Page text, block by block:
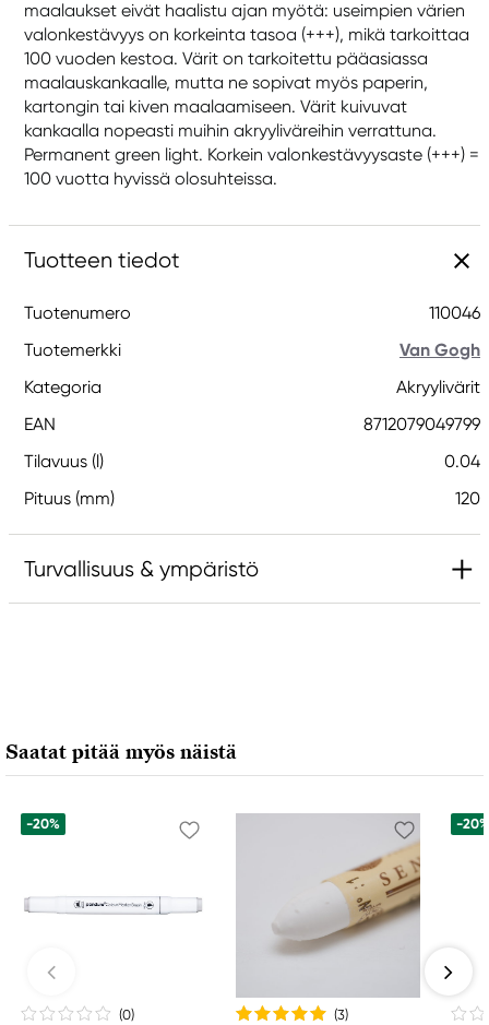
maalaukset eivät haalistu ajan myötä: useimpien värien
valonkestävyys on korkeinta tasoa (+++), mikä tarkoittaa
100 vuoden kestoa. Värit on tarkoitettu pääasiassa
maalauskankaalle, mutta ne sopivat myös paperin,
kartongin tai kiven maalaamiseen. Värit kuivuvat
kankaalla nopeasti muihin akryyliväreihin verrattuna.
Permanent green light. Korkein valonkestävyysaste (+++) =
100 vuotta hyvissä olosuhteissa.
Tuotteen tiedot
Tuotenumero
110046
Tuotemerkki
Van Gogh
Kategoria
Akryylivärit
EAN
8712079049799
Tilavuus (l)
0.04
Pituus (mm)
120
Turvallisuus & ympäristö
7311 PD Apeldoorn, Netherlands
info@royaltalens.com
Saatat pitää myös näistä
-20%
(0)
(3)
-